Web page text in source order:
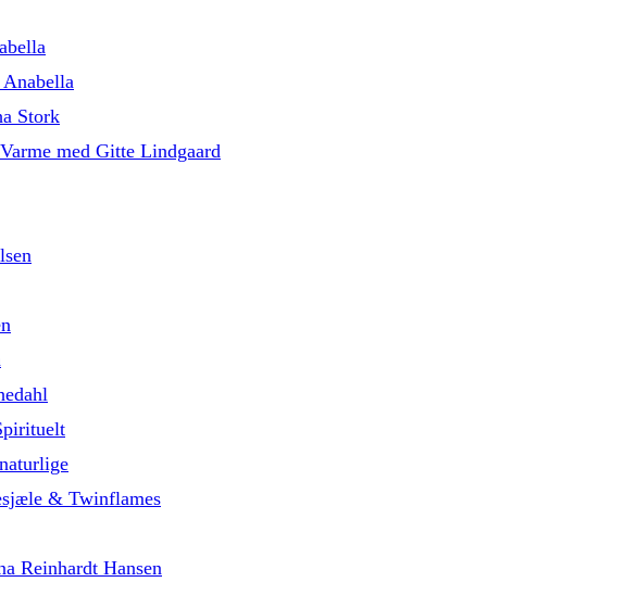
Stork
med Gitte Lindgaard
& Twinflames
Reinhardt Hansen